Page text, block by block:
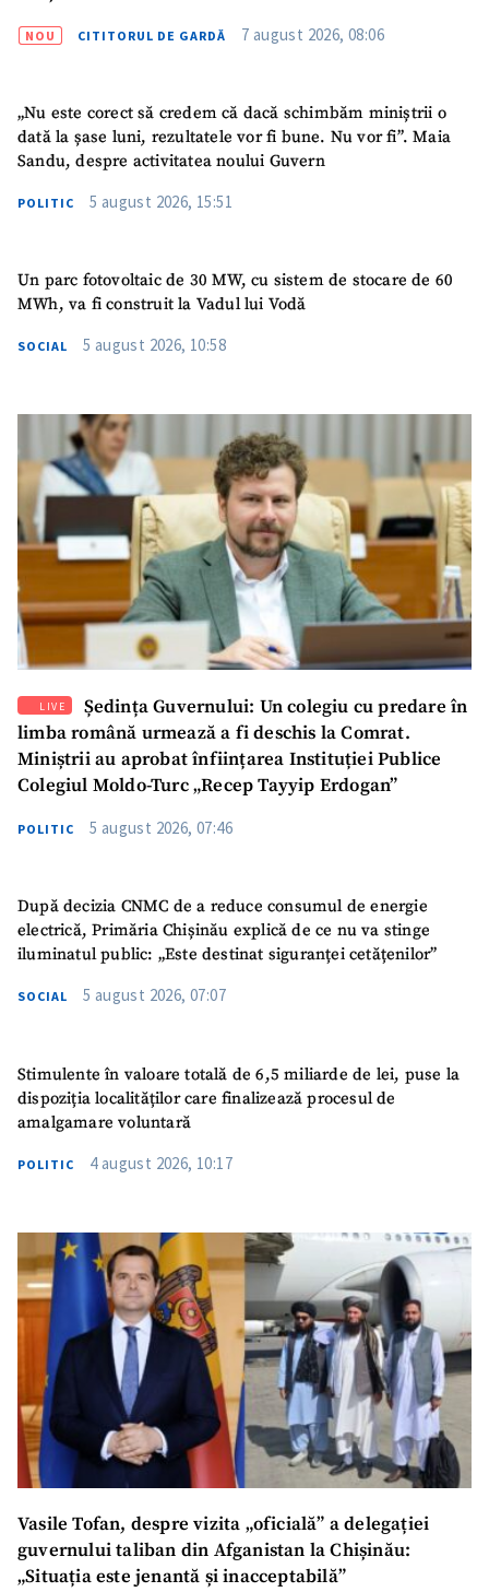
SUSȚINE
NOU CITITORUL DE GARDĂ 7 august 2026, 08:06
„Nu este corect să credem că dacă schimbăm miniștrii o
dată la șase luni, rezultatele vor fi bune. Nu vor fi”. Maia
Sandu, despre activitatea noului Guvern
POLITIC 5 august 2026, 15:51
Un parc fotovoltaic de 30 MW, cu sistem de stocare de 60
MWh, va fi construit la Vadul lui Vodă
SOCIAL 5 august 2026, 10:58
LIVE
Ședința Guvernului: Un colegiu cu predare în
limba română urmează a fi deschis la Comrat.
Miniștrii au aprobat înființarea Instituției Publice
Colegiul Moldo-Turc „Recep Tayyip Erdogan”
POLITIC 5 august 2026, 07:46
După decizia CNMC de a reduce consumul de energie
electrică, Primăria Chișinău explică de ce nu va stinge
iluminatul public: „Este destinat siguranței cetățenilor”
SOCIAL 5 august 2026, 07:07
Stimulente în valoare totală de 6,5 miliarde de lei, puse la
dispoziția localităților care finalizează procesul de
amalgamare voluntară
POLITIC 4 august 2026, 10:17
Vasile Tofan, despre vizita „oficială” a delegației
guvernului taliban din Afganistan la Chișinău:
„Situația este jenantă și inacceptabilă”
Mesajul știrei
+ Mesajul știrei
CONTACT SURSĂ
Nume+ Numele meu
Email+ Emailul meu
Telefon
+ Telefon personal
Am citit și sunt de
acord cupolitica de
confidențialitate
TRIMITE ȘTIREA